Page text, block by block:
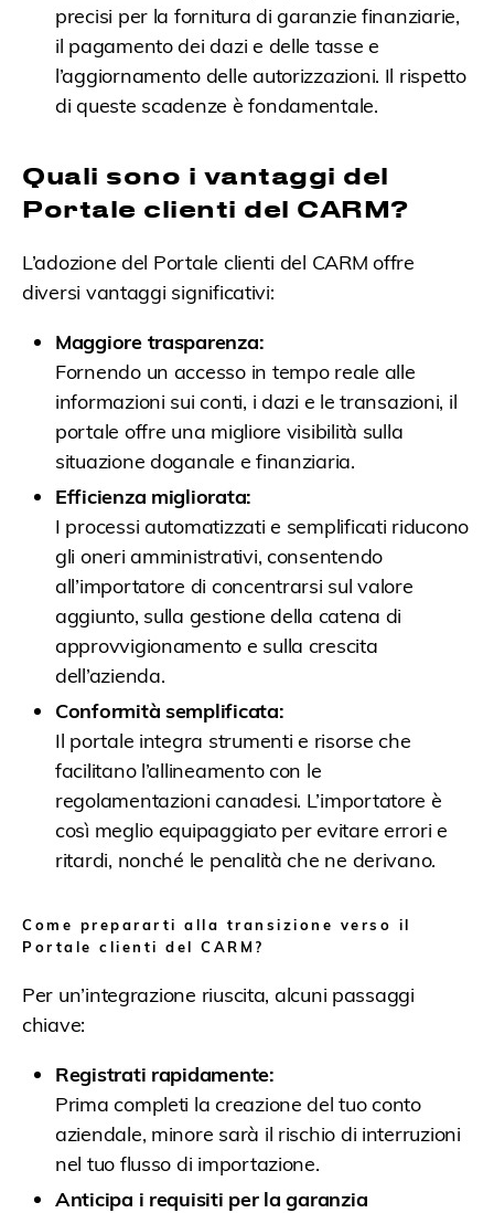
precisi per la fornitura di garanzie finanziarie,
il pagamento dei dazi e delle tasse e
l’aggiornamento delle autorizzazioni. Il rispetto
di queste scadenze è fondamentale.
Quali sono i vantaggi del
Portale clienti del CARM?
L’adozione del Portale clienti del CARM offre
diversi vantaggi significativi:
Maggiore trasparenza:
Fornendo un accesso in tempo reale alle
informazioni sui conti, i dazi e le transazioni, il
portale offre una migliore visibilità sulla
situazione doganale e finanziaria.
Efficienza migliorata:
I processi automatizzati e semplificati riducono
gli oneri amministrativi, consentendo
all’importatore di concentrarsi sul valore
aggiunto, sulla gestione della catena di
approvvigionamento e sulla crescita
dell’azienda.
Conformità semplificata:
Il portale integra strumenti e risorse che
facilitano l’allineamento con le
regolamentazioni canadesi. L’importatore è
così meglio equipaggiato per evitare errori e
ritardi, nonché le penalità che ne derivano.
Come prepararti alla transizione verso il
Portale clienti del CARM?
Per un’integrazione riuscita, alcuni passaggi
chiave:
Registrati rapidamente:
Prima completi la creazione del tuo conto
aziendale, minore sarà il rischio di interruzioni
nel tuo flusso di importazione.
Anticipa i requisiti per la garanzia